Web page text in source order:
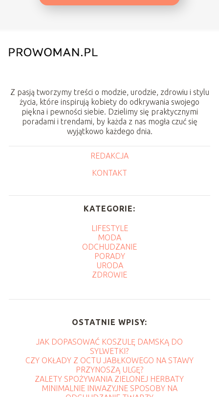
Z pasją tworzymy treści o modzie, urodzie, zdrowiu i stylu
życia, które inspirują kobiety do odkrywania swojego
piękna i pewności siebie. Dzielimy się praktycznymi
poradami i trendami, by każda z nas mogła czuć się
wyjątkowo każdego dnia.
REDAKCJA
KONTAKT
KATEGORIE:
LIFESTYLE
MODA
ODCHUDZANIE
PORADY
URODA
ZDROWIE
OSTATNIE WPISY:
JAK DOPASOWAĆ KOSZULĘ DAMSKĄ DO
SYLWETKI?
CZY OKŁADY Z OCTU JABŁKOWEGO NA STAWY
PRZYNOSZĄ ULGĘ?
ZALETY SPOŻYWANIA ZIELONEJ HERBATY
MINIMALNIE INWAZYJNE SPOSOBY NA